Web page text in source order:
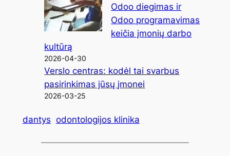
Odoo diegimas ir
Odoo programavimas
keičia įmonių darbo
kultūrą
2026-04-30
Verslo centras: kodėl tai svarbus
pasirinkimas jūsų įmonei
2026-03-25
dantys odontologijos klinika